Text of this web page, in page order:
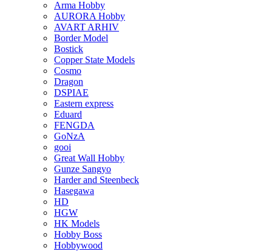
Arma Hobby
AURORA Hobby
AVART ARHIV
Border Model
Bostick
Copper State Models
Cosmo
Dragon
DSPIAE
Eastern express
Eduard
FENGDA
GoNzA
gooi
Great Wall Hobby
Gunze Sangyo
Harder and Steenbeck
Hasegawa
HD
HGW
HK Models
Hobby Boss
Hobbywood